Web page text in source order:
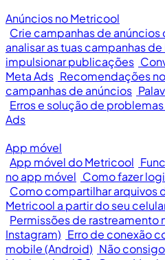
Anúncios no Metricool
Crie campanhas de anúncios
analisar as tuas campanhas
impulsionar publicações
Meta Ads Recomendações
campanhas de anúncios
Erros e solução de
Ads
App móvel
App móvel do Metricool
no app móvel Como fazer
Como compartilhar arquivos
Metricool a partir do seu
Permissões de rastreamento
Instagram) Erro de conexão
mobile (Android) Não